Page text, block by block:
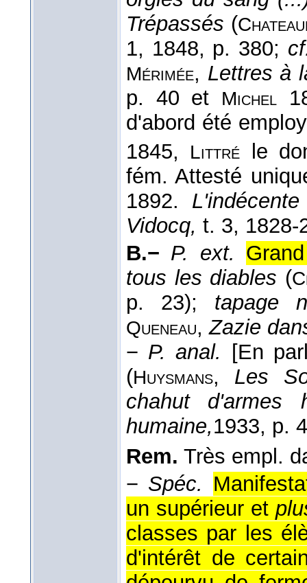
Trépassés (
1, 1848, p. 380;
Mérimée, Lettres à
p. 40 et
Michel
d'abord été
1845,
Littré le
fém. Attesté
1892.
Vidocq, t. 3, 1828-
B.− P. ext.
tous les diables (
p. 23); tapage
Queneau,Zazie
− P. anal.
[En
(Huysmans, Les
chahut d'armes
humaine,1933, p.
Rem. Très empl.
− Spéc.
un supérieur et
classes par les
d'intérêt de